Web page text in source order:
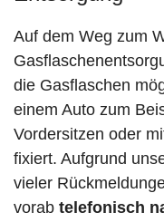
Auf dem Weg zum
die Gasflaschen
einem Auto zum
Vordersitzen oder
fixiert. Aufgrund
vieler
vorab telefonisch